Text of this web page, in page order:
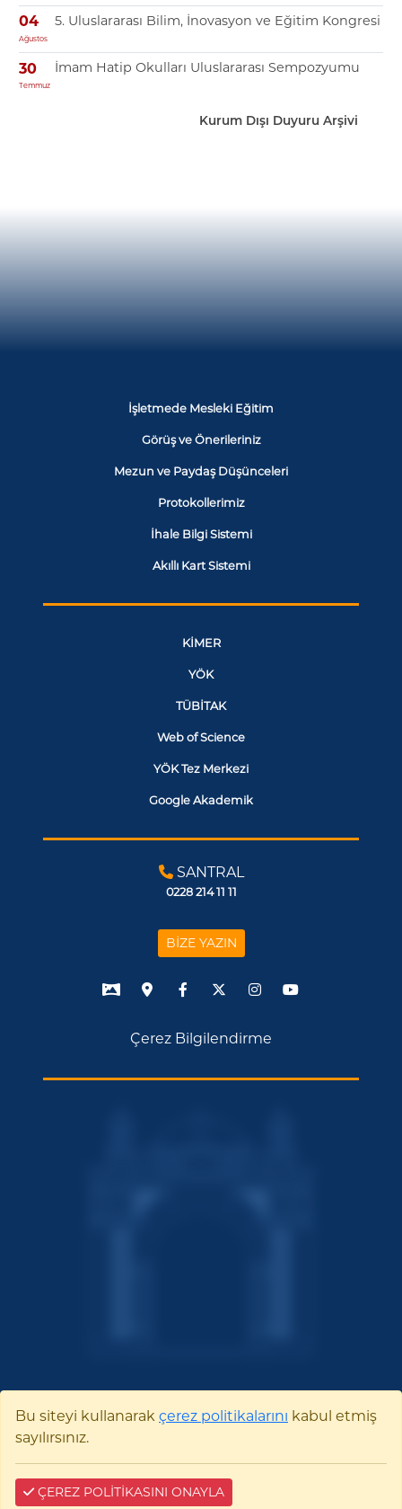
04
Ağustos
5. Uluslararası Bilim, İnovasyon ve Eğitim Kongresi
30
Temmuz
İmam Hatip Okulları Uluslararası Sempozyumu
Kurum Dışı Duyuru Arşivi
Bilecik Şeyh Edebali
Pelitözü Mah. Fatih Sultan Mehmet Bulvarı
No:27 11100 Merkez/BİLECİK
İşletmede Mesleki Eğitim
Görüş ve Önerileriniz
Mezun ve Paydaş Düşünceleri
Protokollerimiz
İhale Bilgi Sistemi
Akıllı Kart Sistemi
KİMER
YÖK
TÜBİTAK
Web of Science
YÖK Tez Merkezi
Google Akademik
SANTRAL
0228 214 11 11
BİZE YAZIN
Çerez Bilgilendirme
Bu siteyi kullanarak çerez politikalarını kabul etmiş
sayılırsınız.
ÇEREZ POLİTİKASINI ONAYLA